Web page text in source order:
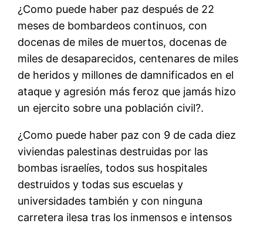
¿Como puede haber paz después de 22
meses de bombardeos continuos, con
docenas de miles de muertos, docenas de
miles de desaparecidos, centenares de miles
de heridos y millones de damnificados en el
ataque y agresión más feroz que jamás hizo
un ejercito sobre una población civil?.
¿Como puede haber paz con 9 de cada diez
viviendas palestinas destruidas por las
bombas israelíes, todos sus hospitales
destruidos y todas sus escuelas y
universidades también y con ninguna
carretera ilesa tras los inmensos e intensos